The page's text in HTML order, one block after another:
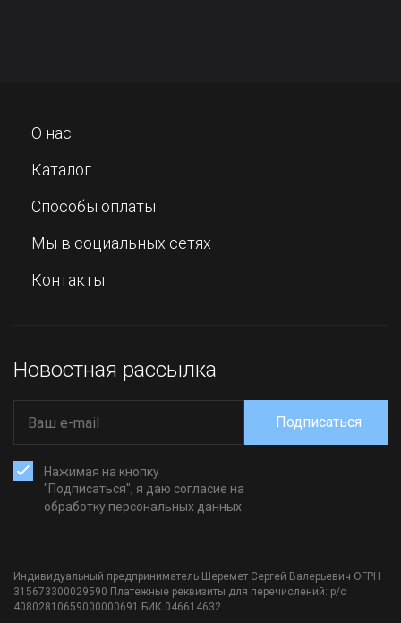
О нас
Каталог
Способы оплаты
Мы в социальных сетях
Контакты
Новостная рассылка
Нажимая на кнопку
"Подписаться", я даю согласие на
обработку персональных данных
Подписаться
Индивидуальный предприниматель Шеремет Сергей Валерьевич ОГРН
315673300029590 Платежные реквизиты для перечислений: р/с
40802810659000000691 БИК 046614632